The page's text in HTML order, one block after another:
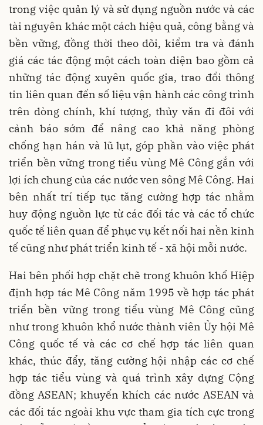
trong việc quản lý và sử dụng nguồn nước và các
tài nguyên khác một cách hiệu quả, công bằng và
bền vững, đồng thời theo dõi, kiểm tra và đánh
giá các tác động một cách toàn diện bao gồm cả
những tác động xuyên quốc gia, trao đổi thông
tin liên quan đến số liệu vận hành các công trình
trên dòng chính, khí tượng, thủy văn đi đôi với
cảnh báo sớm để nâng cao khả năng phòng
chống hạn hán và lũ lụt, góp phần vào việc phát
triển bền vững trong tiểu vùng Mê Công gắn với
lợi ích chung của các nước ven sông Mê Công. Hai
bên nhất trí tiếp tục tăng cường hợp tác nhằm
huy động nguồn lực từ các đối tác và các tổ chức
quốc tế liên quan để phục vụ kết nối hai nền kinh
tế cũng như phát triển kinh tế - xã hội mỗi nước.
Hai bên phối hợp chặt chẽ trong khuôn khổ Hiệp
định hợp tác Mê Công năm 1995 về hợp tác phát
triển bền vững trong tiểu vùng Mê Công cũng
như trong khuôn khổ nước thành viên Ủy hội Mê
Công quốc tế và các cơ chế hợp tác liên quan
khác, thúc đẩy, tăng cường hội nhập các cơ chế
hợp tác tiểu vùng và quá trình xây dựng Cộng
đồng ASEAN; khuyến khích các nước ASEAN và
các đối tác ngoài khu vực tham gia tích cực trong